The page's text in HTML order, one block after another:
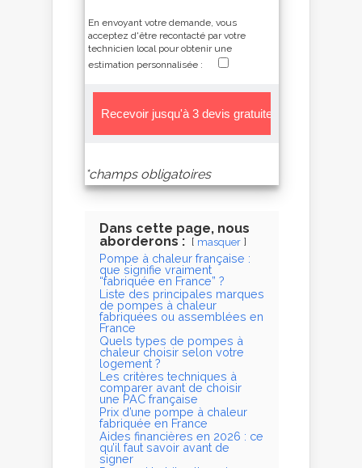
En envoyant votre demande, vous
acceptez d'être recontacté par votre
technicien local pour obtenir une
estimation personnalisée :
*champs obligatoires
Alternative:
Dans cette page, nous
aborderons :
masquer
Pompe à chaleur française :
que signifie vraiment
“fabriquée en France” ?
Liste des principales marques
de pompes à chaleur
fabriquées ou assemblées en
France
Quels types de pompes à
chaleur choisir selon votre
logement ?
Les critères techniques à
comparer avant de choisir
une PAC française
Prix d’une pompe à chaleur
fabriquée en France
Aides financières en 2026 : ce
qu’il faut savoir avant de
signer